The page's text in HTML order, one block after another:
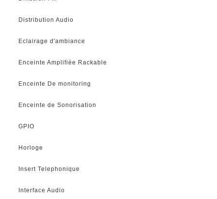
Distribution Audio
Eclairage d'ambiance
Enceinte Amplifiée Rackable
Enceinte De monitoring
Enceinte de Sonorisation
GPIO
Horloge
Insert Telephonique
Interface Audio